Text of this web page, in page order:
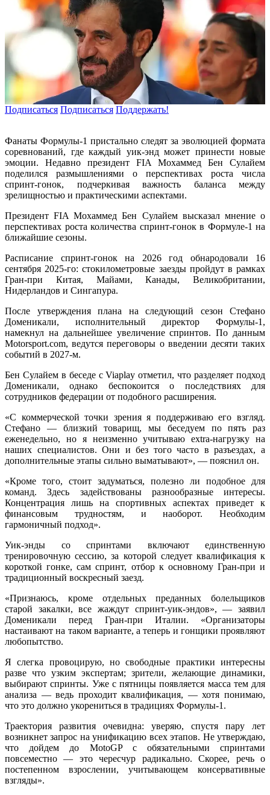
Подписаться Подписаться Поддержать!
Фанаты Формулы-1 пристально следят за эволюцией формата
соревнований, где каждый уик-энд может принести новые
эмоции. Недавно президент FIA Мохаммед Бен Сулайем
поделился размышлениями о перспективах роста числа
спринт-гонок, подчеркивая важность баланса между
зрелищностью и практическими аспектами.
Президент FIA Мохаммед Бен Сулайем высказал мнение о
перспективах роста количества спринт-гонок в Формуле-1 на
ближайшие сезоны.
Расписание спринт-гонок на 2026 год обнародовали 16
сентября 2025-го: стокилометровые заезды пройдут в рамках
Гран-при Китая, Майами, Канады, Великобритании,
Нидерландов и Сингапура.
После утверждения плана на следующий сезон Стефано
Доменикали, исполнительный директор Формулы-1,
намекнул на дальнейшее увеличение спринтов. По данным
Motorsport.com, ведутся переговоры о введении десяти таких
событий в 2027-м.
Бен Сулайем в беседе с Viaplay отметил, что разделяет подход
Доменикали, однако беспокоится о последствиях для
сотрудников федерации от подобного расширения.
«С коммерческой точки зрения я поддерживаю его взгляд.
Стефано — близкий товарищ, мы беседуем по пять раз
еженедельно, но я неизменно учитываю extra-нагрузку на
наших специалистов. Они и без того часто в разъездах, а
дополнительные этапы сильно выматывают», — пояснил он.
«Кроме того, стоит задуматься, полезно ли подобное для
команд. Здесь задействованы разнообразные интересы.
Концентрация лишь на спортивных аспектах приведет к
финансовым трудностям, и наоборот. Необходим
гармоничный подход».
Уик-энды со спринтами включают единственную
тренировочную сессию, за которой следует квалификация к
короткой гонке, сам спринт, отбор к основному Гран-при и
традиционный воскресный заезд.
«Признаюсь, кроме отдельных преданных болельщиков
старой закалки, все жаждут спринт-уик-эндов», — заявил
Доменикали перед Гран-при Италии. «Организаторы
настаивают на таком варианте, а теперь и гонщики проявляют
любопытство.
Я слегка провоцирую, но свободные практики интересны
разве что узким экспертам; зрители, желающие динамики,
выбирают спринты. Уже с пятницы появляется масса тем для
анализа — ведь проходит квалификация, — хотя понимаю,
что это должно укорениться в традициях Формулы-1.
Траектория развития очевидна: уверяю, спустя пару лет
возникнет запрос на унификацию всех этапов. Не утверждаю,
что дойдем до MotoGP с обязательными спринтами
повсеместно — это чересчур радикально. Скорее, речь о
постепенном взрослении, учитывающем консервативные
взгляды».